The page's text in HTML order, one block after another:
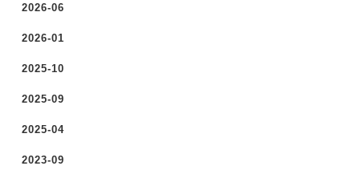
2026-06
2026-01
2025-10
2025-09
2025-04
2023-09